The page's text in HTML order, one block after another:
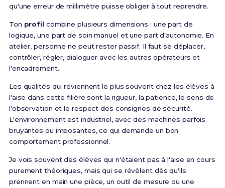
qu'une erreur de millimètre puisse obliger à tout reprendre.
Ton profilcombine plusieurs dimensions : une part de
logique, une part de soin manuel et une part d'autonomie. En
atelier, personne ne peut rester passif. Il faut se déplacer,
contrôler, régler, dialoguer avec les autres opérateurs et
l'encadrement.
Les qualités qui reviennent le plus souvent chez les élèves à
l'aise dans cette filière sont la rigueur, la patience, le sens de
l'observation et le respect des consignes de sécurité.
L'environnement est industriel, avec des machines parfois
bruyantes ou imposantes, ce qui demande un bon
comportement professionnel.
Je vois souvent des élèves qui n'étaient pas à l'aise en cours
purement théoriques, mais qui se révèlent dès qu'ils
prennent en main une pièce, un outil de mesure ou une